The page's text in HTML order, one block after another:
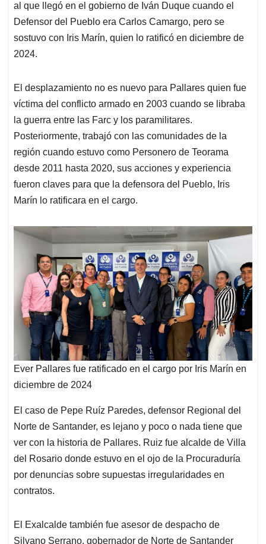
al que llegó en el gobierno de Iván Duque cuando el
Defensor del Pueblo era Carlos Camargo, pero se
sostuvo con Iris Marín, quien lo ratificó en diciembre de
2024.
El desplazamiento no es nuevo para Pallares quien fue
víctima del conflicto armado en 2003 cuando se libraba
la guerra entre las Farc y los paramilitares.
Posteriormente, trabajó con las comunidades de la
región cuando estuvo como Personero de Teorama
desde 2011 hasta 2020, sus acciones y experiencia
fueron claves para que la defensora del Pueblo, Iris
Marín lo ratificara en el cargo.
Ever Pallares fue ratificado en el cargo por Iris Marín en
diciembre de 2024
El caso de Pepe Ruíz Paredes, defensor Regional del
Norte de Santander, es lejano y poco o nada tiene que
ver con la historia de Pallares. Ruiz fue alcalde de Villa
del Rosario donde estuvo en el ojo de la Procuraduría
por denuncias sobre supuestas irregularidades en
contratos.
El Exalcalde también fue asesor de despacho de
Silvano Serrano, gobernador de Norte de Santander